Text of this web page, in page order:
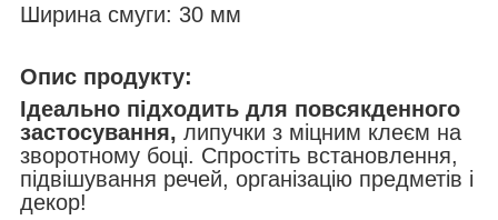
Ширина смуги: 30 мм
Опис продукту:
Ідеально підходить для повсякденного
застосування, липучки з міцним клеєм на
зворотному боці. Спростіть встановлення,
підвішування речей, організацію предметів і
декор!